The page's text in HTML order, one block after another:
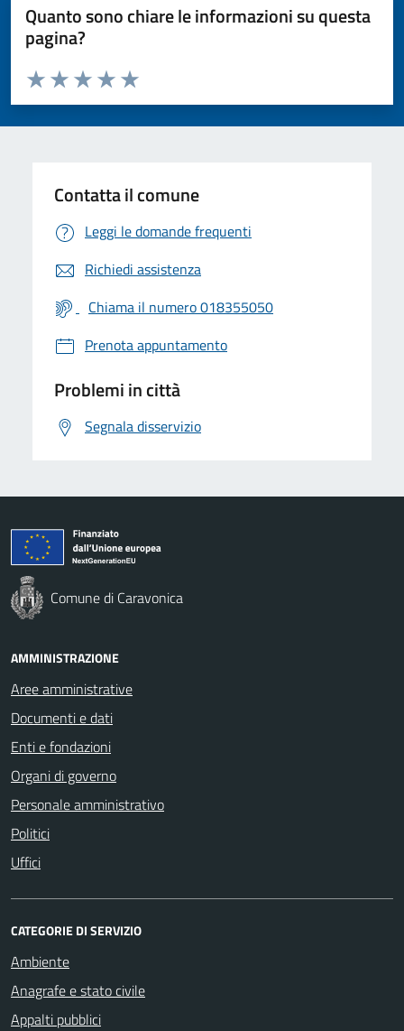
Quanto sono chiare le informazioni su questa
pagina?
Valuta da 1 a 5 stelle la pagina
Valuta 5 stelle su 5
Valuta 4 stelle su 5
Valuta 3 stelle su 5
Valuta 2 stelle su 5
Valuta 1 stelle su 5
Contatta il comune
Leggi le domande frequenti
Richiedi assistenza
Chiama il numero 018355050
Prenota appuntamento
Problemi in città
Segnala disservizio
Comune di Caravonica
AMMINISTRAZIONE
Aree amministrative
Documenti e dati
Enti e fondazioni
Organi di governo
Personale amministrativo
Politici
Uffici
CATEGORIE DI SERVIZIO
Ambiente
Anagrafe e stato civile
Appalti pubblici